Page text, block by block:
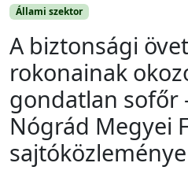
Állami szektor
A biztonsági
rokonainak
gondatlan sofőr
Nógrád Megyei
sajtóközleménye